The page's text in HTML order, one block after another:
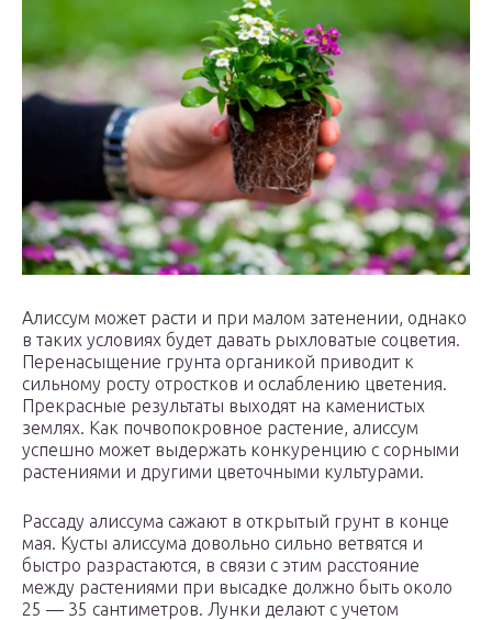
Алиссум может расти и при малом затенении, однако
в таких условиях будет давать рыхловатые соцветия.
Перенасыщение грунта органикой приводит к
сильному росту отростков и ослаблению цветения.
Прекрасные результаты выходят на каменистых
землях. Как почвопокровное растение, алиссум
успешно может выдержать конкуренцию с сорными
растениями и другими цветочными культурами.
Рассаду алиссума сажают в открытый грунт в конце
мая. Кусты алиссума довольно сильно ветвятся и
быстро разрастаются, в связи с этим расстояние
между растениями при высадке должно быть около
25 — 35 сантиметров. Лунки делают с учетом